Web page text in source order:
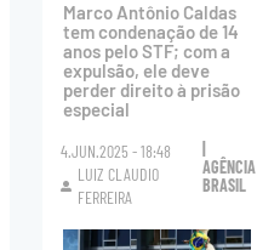
Marco Antônio Caldas
tem condenação de 14
anos pelo STF; com a
expulsão, ele deve
perder direito à prisão
especial
4.JUN.2025 - 18:48
LUIZ CLAUDIO
FERREIRA
AGÊNCIA
BRASIL